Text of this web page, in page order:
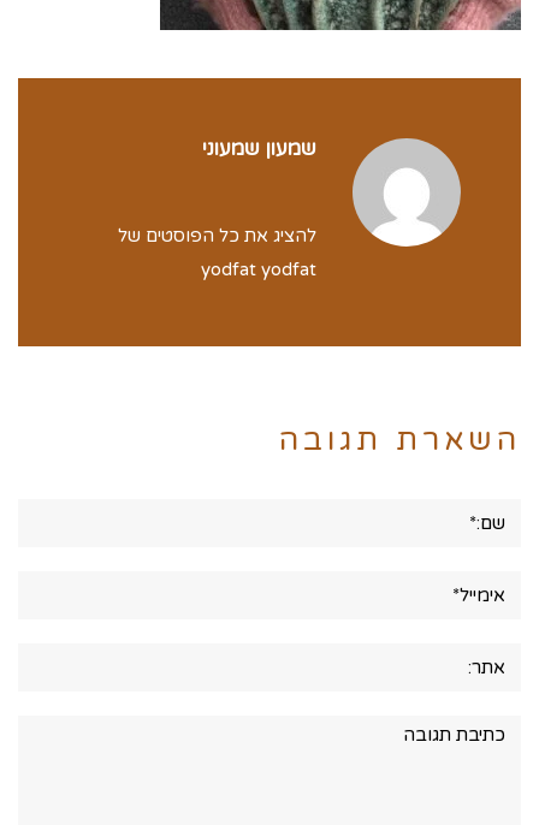
שמעון שמעוני
להציג את כל הפוסטים של
yodfat yodfat
השארת תגובה